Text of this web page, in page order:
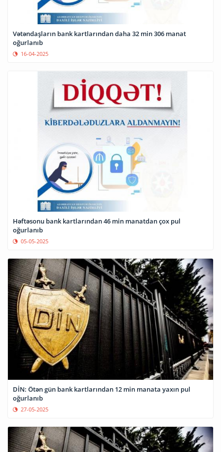
Vətəndaşların bank kartlarından daha 32 min 306 manat
oğurlanıb
16-04-2025
Həftəsonu bank kartlarından 46 min manatdan çox pul
oğurlanıb
05-05-2025
DİN: Ötən gün bank kartlarından 12 min manata yaxın pul
oğurlanıb
27-05-2025